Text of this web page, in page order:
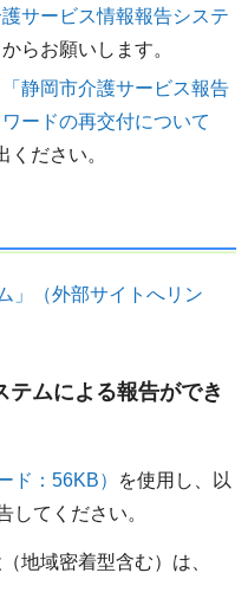
護サービス情報報告システ
からお願いします。
「静岡市介護サービス報告
ードの再交付について
ください。
」（外部サイトへリン
ムによる報告ができ
ド：56KB）
を使用し、以
してください。
地域密着型含む）は、